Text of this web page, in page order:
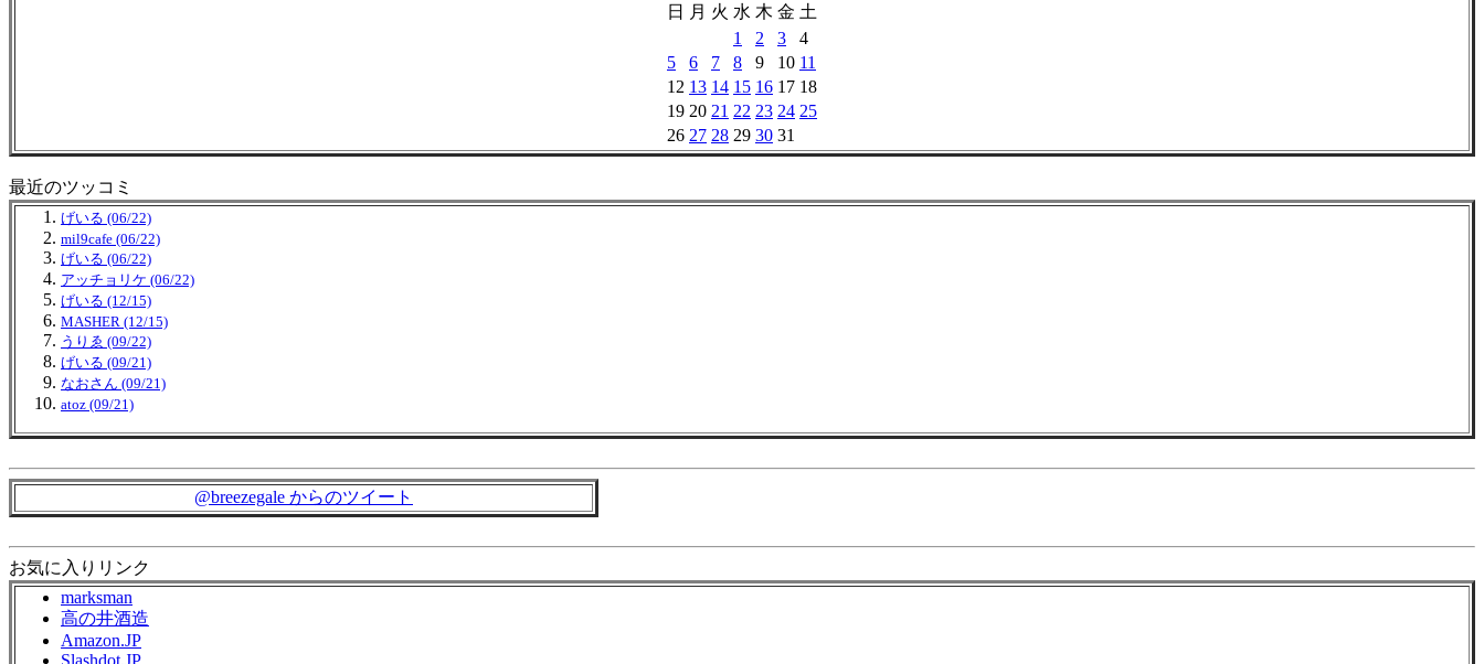
日 月 火 水 木 金 土
1
2 3
4
5
6 7 8 9 10 11
12 13 14 15 16 17 18
19 20 21 22 23 24 25
26 27 28 29 30 31
最近のツッコミ
げいる (06/22)
mil9cafe (06/22)
げいる (06/22)
アッチョリケ (06/22)
げいる (12/15)
MASHER (12/15)
うりゑ (09/22)
げいる (09/21)
なおさん (09/21)
atoz (09/21)
@breezegale からのツイート
お気に入りリンク
marksman
高の井酒造
Amazon.JP
Slashdot.JP